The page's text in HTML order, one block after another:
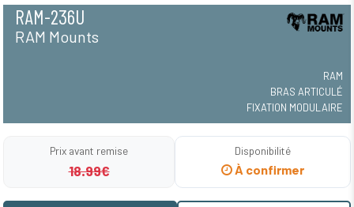
RAM-236U
RAM Mounts
RAM
BRAS ARTICULÉ
FIXATION MODULAIRE
Prix avant remise
18.99€
Disponibilité
À confirmer